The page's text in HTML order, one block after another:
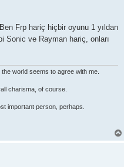
Ben Frp hariç hiçbir oyunu 1 yıldan
Sonic ve Rayman hariç, onları
world seems to agree with me.
charisma, of course.
important person, perhaps.